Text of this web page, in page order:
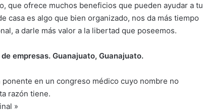
que ofrece muchos beneficios que pueden ayudar a tu
casa es algo que bien organizado, nos da más tiempo
a darle más valor a la libertad que poseemos.
empresas. Guanajuato, Guanajuato.
en un congreso médico cuyo nombre no
razón tiene.
»